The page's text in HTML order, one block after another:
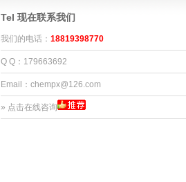
Tel 现在联系我们
我们的电话： 18819398770
Q Q：179663692
Email：chempx@126.com
» 点击在线咨询